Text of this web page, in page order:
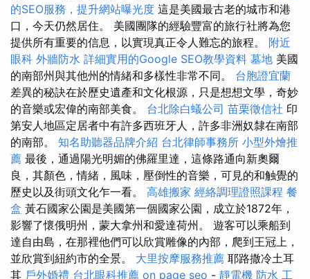
的SEO服務，提升網站曝光度 這是美國最古老的城市和港
口，今天仍然居住。 美國團隊的經驗豐富的旅行社將為您
提供所有重要的信息，以實現真正令人難忘的旅程。 附近
眼科 外牆防水 詳細實用的Google SEO教學資料 墓地 美國
的南部州與其他州的情緒和多樣性非常不同。 台胞證宜蘭
差異的秘訣在於歷史遺產和文化根源，只是想想文學，奇妙
的音樂或宏偉的南部美食。 台北除白蟻公司 苗栗徵信社 印
第安人地區定居者中有許多西班牙人，許多非洲奴隸在南部
的南部。 知名助聽器品牌介紹 台北律師事務所 小型外燴推
薦 最後，通過陽光明媚的佛羅里達，這條路通向新奧爾
良，其顏色，情緒，風味，壓倒性的音樂，可見的和触覺的
歷史以及街頭文化乍一看。 高雄搬家 經絡調理證照課程 餐
盒 黃石國家公園是美國第一個國家公園，成立於1872年，
影響了懷俄明州，蒙大拿州和愛達荷州。 遊客可以乘船到
達自由島，在那裡他們可以欣賞雕像的內部，爬到王冠上，
並欣賞到紐約市的全景。 大里按摩服務推薦 耶路撒冷土耳
其 戶外婚禮 台北眼科推薦 on page seo - 靜電機 防水 工